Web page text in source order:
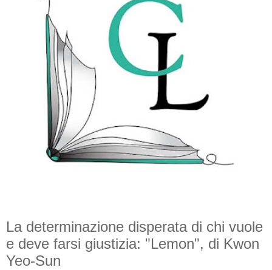
La determinazione disperata di chi vuole
e deve farsi giustizia: "Lemon", di Kwon
Yeo-Sun